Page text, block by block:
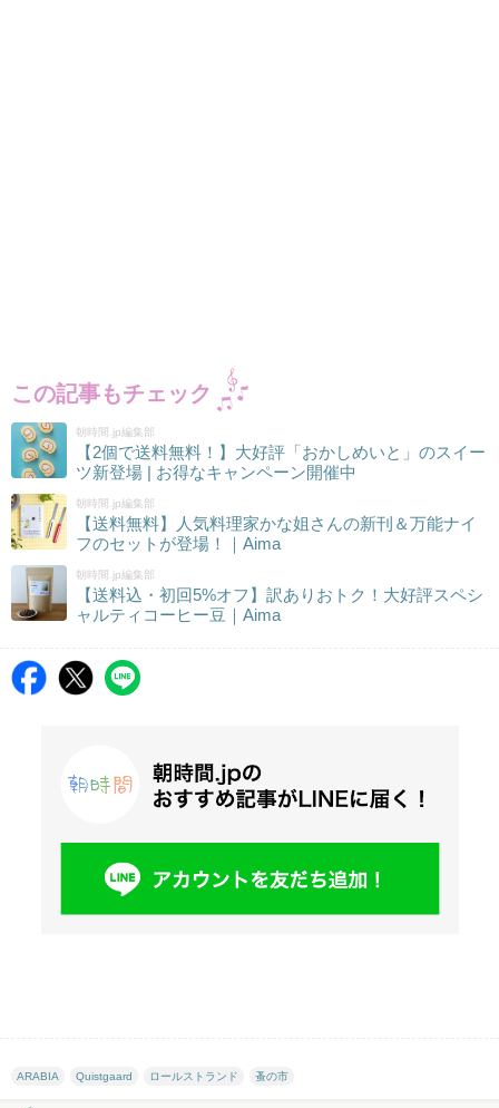
この記事もチェック
朝時間.jp編集部
【2個で送料無料！】大好評「おかしめいと」のスイー
ツ新登場 | お得なキャンペーン開催中
朝時間.jp編集部
【送料無料】人気料理家かな姐さんの新刊＆万能ナイ
フのセットが登場！｜Aima
朝時間.jp編集部
【送料込・初回5%オフ】訳ありおトク！大好評スペシ
ャルティコーヒー豆｜Aima
ARABIA Quistgaard ロールストランド 蚤の市